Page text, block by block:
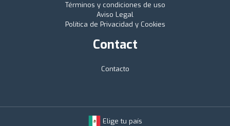
Términos y condiciones de uso
Aviso Legal
Política de Privacidad y Cookies
Contact
Contacto
Elige tu país